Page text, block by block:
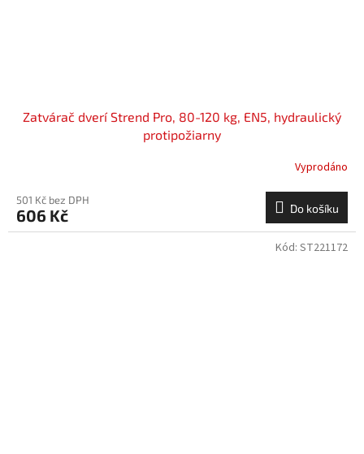
Zatvárač dverí Strend Pro, 80-120 kg, EN5, hydraulický
protipožiarny
Vyprodáno
501 Kč bez DPH
606 Kč Do košíku
Kód: ST221172